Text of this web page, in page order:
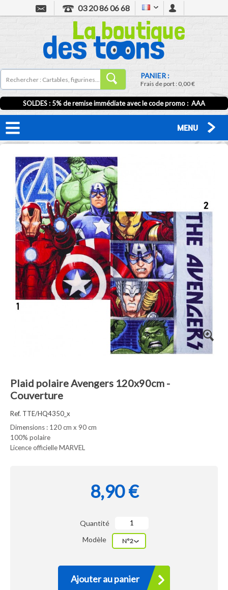
03 20 86 06 68
PANIER :
Frais de port :0,00 €
SOLDES : 5% de remise immédiate avec le code promo : AAA
MENU
Plaid polaire Avengers 120x90cm -
Couverture
Ref. TTE/HQ4350_x
Dimensions : 120 cm x 90 cm
100% polaire
Licence officielle MARVEL
8,90 €
Quantité
Modèle
N°2
Ajouter au panier